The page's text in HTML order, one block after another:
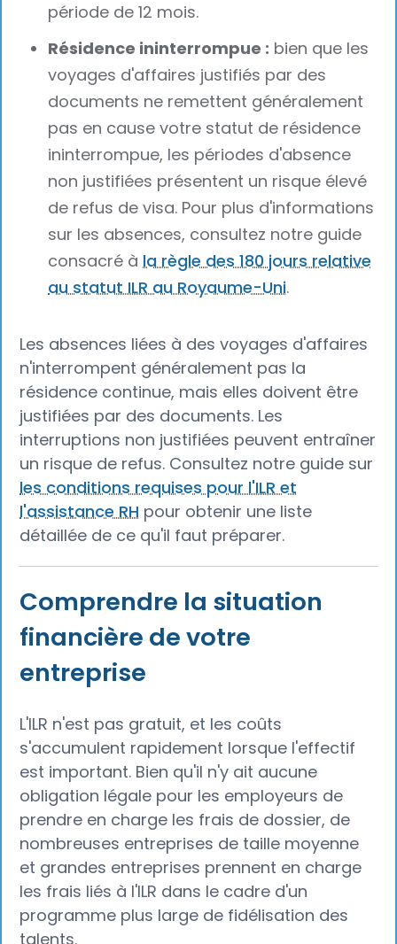
période de 12 mois.
Résidence ininterrompue : bien que les
voyages d'affaires justifiés par des
documents ne remettent généralement
pas en cause votre statut de résidence
ininterrompue, les périodes d'absence
non justifiées présentent un risque élevé
de refus de visa. Pour plus d'informations
sur les absences, consultez notre guide
consacré à la règle des 180 jours relative
au statut ILR au Royaume-Uni.
Les absences liées à des voyages d'affaires
n'interrompent généralement pas la
résidence continue, mais elles doivent être
justifiées par des documents. Les
interruptions non justifiées peuvent entraîner
un risque de refus. Consultez notre guide sur
les conditions requises pour l'ILR et
l'assistance RH pour obtenir une liste
détaillée de ce qu'il faut préparer.
Comprendre la situation
financière de votre
entreprise
L'ILR n'est pas gratuit, et les coûts
s'accumulent rapidement lorsque l'effectif
est important. Bien qu'il n'y ait aucune
obligation légale pour les employeurs de
prendre en charge les frais de dossier, de
nombreuses entreprises de taille moyenne
et grandes entreprises prennent en charge
les frais liés à l'ILR dans le cadre d'un
programme plus large de fidélisation des
talents.